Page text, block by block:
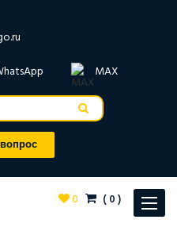
MAX
Toggle
0 (0)